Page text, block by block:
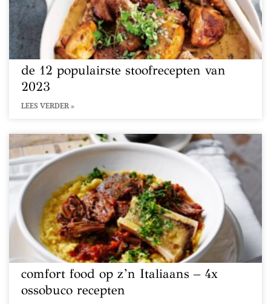
de 12 populairste stoofrecepten van
2023
LEES VERDER »
comfort food op z’n Italiaans – 4x
ossobuco recepten